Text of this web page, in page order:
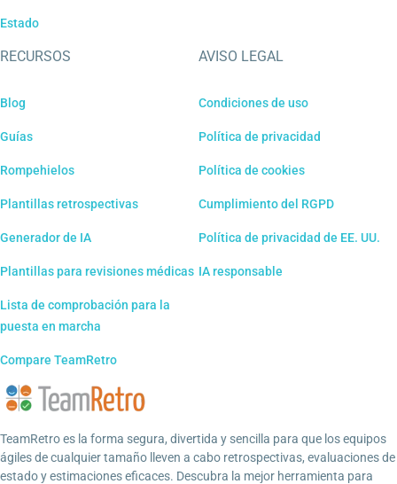
Estado
RECURSOS
Blog
Guías
Rompehielos
Plantillas retrospectivas
Generador de IA
Plantillas para revisiones médicas
Lista de comprobación para la
puesta en marcha
Compare TeamRetro
AVISO LEGAL
Condiciones de uso
Política de privacidad
Política de cookies
Cumplimiento del RGPD
Política de privacidad de EE. UU.
IA responsable
TeamRetro es la forma segura, divertida y sencilla para que los equipos
ágiles de cualquier tamaño lleven a cabo retrospectivas, evaluaciones de
estado y estimaciones eficaces. Descubra la mejor herramienta para